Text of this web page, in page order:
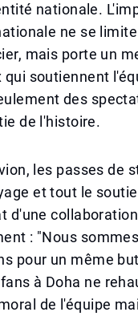
nationale.
ne se
mais porte un
qui soutiennent
des
de l'histoire.
les passes de
et tout le
d'une
: "Nous
pour un même
à Doha ne
de l'équipe